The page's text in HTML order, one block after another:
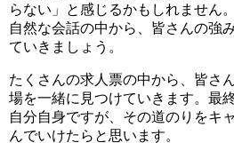
らない」と感じるかもしれません
自然な会話の中から、皆さんの強
ていきましょう。
たくさんの求人票の中から、皆さ
場を一緒に見つけていきます。最
自分自身ですが、その道のりをキ
んでいけたらと思います。